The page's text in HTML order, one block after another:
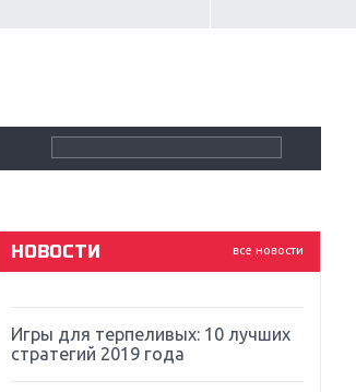
все новости
НОВОСТИ
Labo, South Park и ремастер Dark
Игры для терпеливых: 10 лучших
стратегий 2019 года